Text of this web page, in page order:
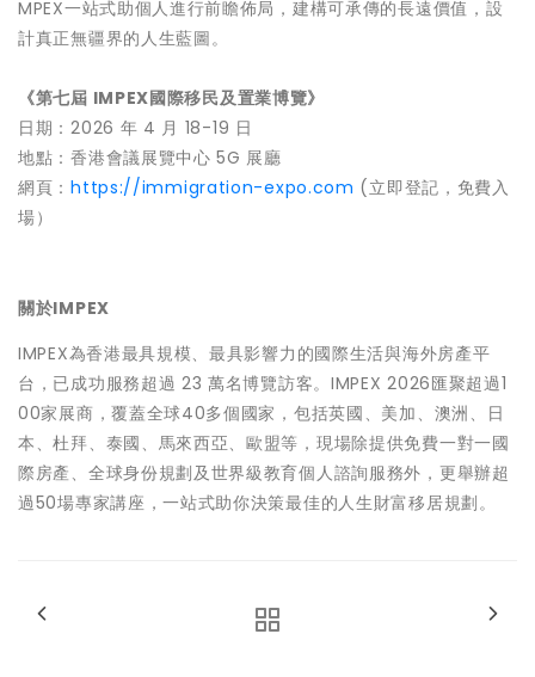
MPEX一站式助個人進行前瞻佈局，建構可承傳的長遠價值，設
計真正無疆界的人生藍圖。
《第七屆 IMPEX國際移民及置業博覽》
日期：2026 年 4 月 18-19 日
地點：香港會議展覽中心 5G 展廳
網頁：https://immigration-expo.com (立即登記，免費入
場）
關於IMPEX
IMPEX為香港最具規模、最具影響力的國際生活與海外房產平
台，已成功服務超過 23 萬名博覽訪客。IMPEX 2026匯聚超過1
00家展商，覆蓋全球40多個國家，包括英國、美加、澳洲、日
本、杜拜、泰國、馬來西亞、歐盟等，現場除提供免費一對一國
際房產、全球⾝份規劃及世界級教育個人諮詢服務外，更舉辦超
過50場專家講座，一站式助你決策最佳的人生財富移居規劃。